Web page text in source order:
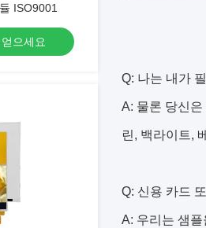
ISO9001
으세요
Q: 나는 내가
A: 물론 당신
린, 백라이트,
Q: 신용 카드
A: 우리는 샘